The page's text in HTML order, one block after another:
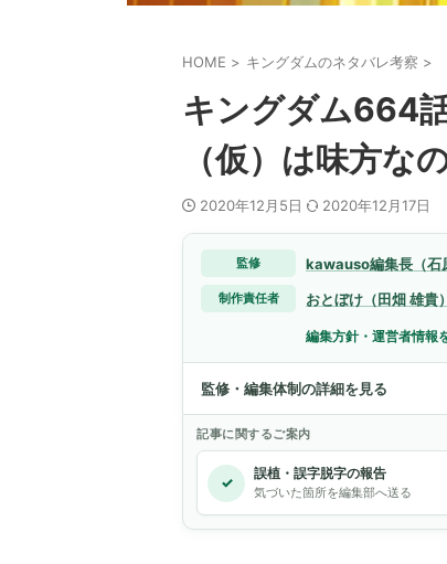
HOME > キングダムのネタバレ考察 >
キングダム664
（仮）は味方な
2020年12月5日 2020年12月17日
監修 kawauso編集長（石
制作責任者 おとぼけ（田畑 雄貴）
編集方針・運営者情報
監修・編集体制の詳細を見る
記事に関するご案内
✓ 誤植・誤字脱字の報告
気づいた箇所を編集部へ送る